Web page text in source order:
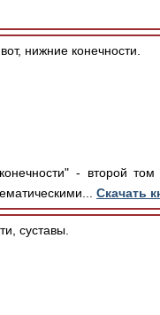
нижние конечности.
- второй
Скачать
суставы.